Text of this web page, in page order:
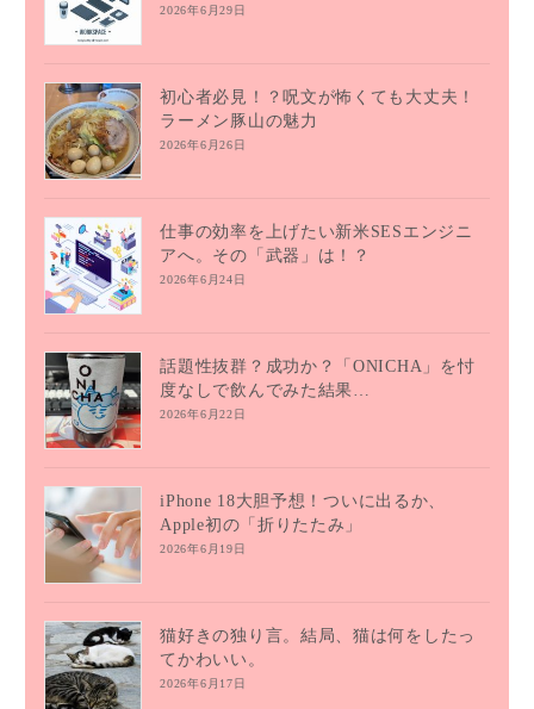
2026年6月29日
初心者必見！？呪文が怖くても大丈夫！
ラーメン豚山の魅力
2026年6月26日
仕事の効率を上げたい新米SESエンジニ
アへ。その「武器」は！？
2026年6月24日
話題性抜群？成功か？「ONICHA」を忖
度なしで飲んでみた結果…
2026年6月22日
iPhone 18大胆予想！ついに出るか、
Apple初の「折りたたみ」
2026年6月19日
猫好きの独り言。結局、猫は何をしたっ
てかわいい。
2026年6月17日